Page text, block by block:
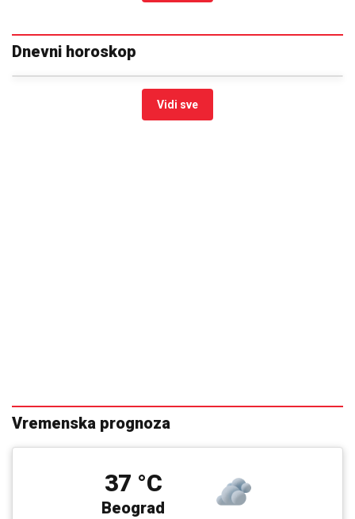
Dnevni horoskop
Vidi sve
Vremenska prognoza
Beograd
37 °C